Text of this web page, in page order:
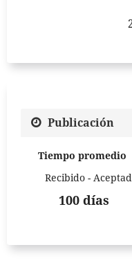
Publicación
Tiempo promedio
Recibido -
100 días